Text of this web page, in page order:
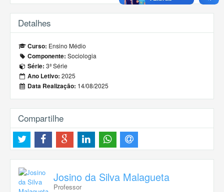
Detalhes
Curso: Ensino Médio
Componente: Sociologia
Série: 3ª Série
Ano Letivo: 2025
Data Realização: 14/08/2025
Compartilhe
Josino da Silva Malagueta
Professor